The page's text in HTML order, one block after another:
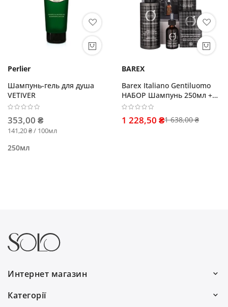
Perlier
Шампунь-гель для душа
VETIVER
353,00 ₴
141,20 ₴ / 100мл
250мл
BAREX
Barex Italiano Gentiluomo
НАБОР Шампунь 250мл +
Гель 200мл + Масло 30мл
1 228,50 ₴1 638,00 ₴
Интернет магазин
с 9:00 до 19:00
Категорії